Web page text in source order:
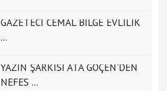
GAZETECİ CEMAL BİLGE EVLİLİK
...
YAZIN ŞARKISI ATA GÖÇEN'DEN
NEFES ...